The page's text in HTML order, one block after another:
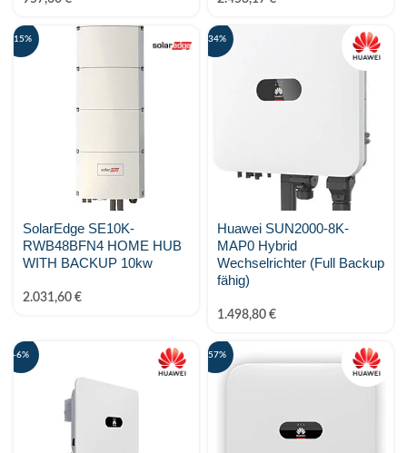
Sunwoda Energy
Tigo energy
VARTA
Zendure
ZYC Energy
-15%
SolarEdge SE10K-
RWB48BFN4 HOME HUB
WITH BACKUP 10kw
2.031,60 €
-34%
Huawei SUN2000-8K-
MAP0 Hybrid
Wechselrichter (Full Backup
fähig)
1.498,80 €
-6% -57%